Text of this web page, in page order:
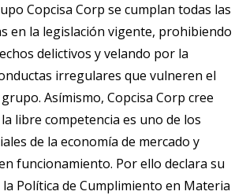
Copcisa Corp se cumplan todas las
en la legislación vigente, prohibiendo
delictivos y velando por la
irregulares que vulneren el
Asímismo, Copcisa Corp cree
libre competencia es uno de los
de la economía de mercado y
funcionamiento. Por ello declara su
Política de Cumplimiento en Materia